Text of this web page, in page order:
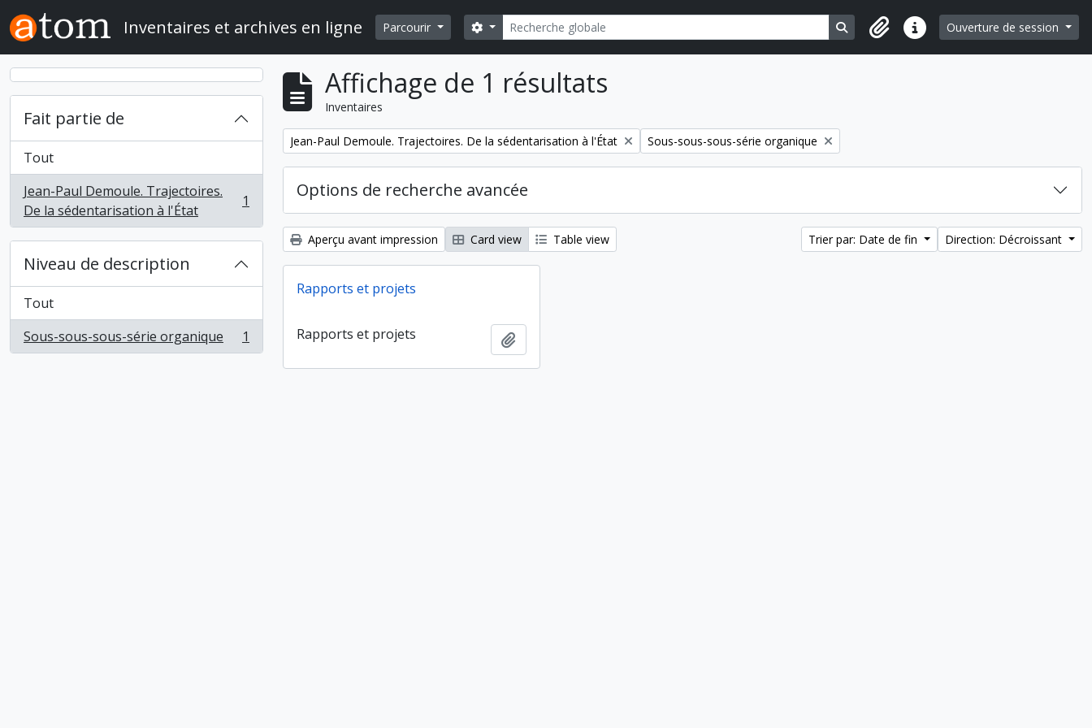
Skip to main content
Inventaires et archives en ligne Parcourir Rechercher
Search options Search in browse page
Liens rapidesOuverture de session
Fait partie de
Tout
Jean-Paul Demoule. Trajectoires.
De la sédentarisation à l'État
, 1 résultats 1
Niveau de description
Tout
Sous-sous-sous-série organique
, 1 résultats 1
Affichage de 1 résultats
Inventaires
Remove filter:
Jean-Paul Demoule. Trajectoires. De la sédentarisation à l'État Remove filter:
Sous-sous-sous-série organique
Options de recherche avancée
Aperçu avant impression Card view Table view Trier par: Date de fin Direction: Décroissant
Rapports et projets
Rapports et projets